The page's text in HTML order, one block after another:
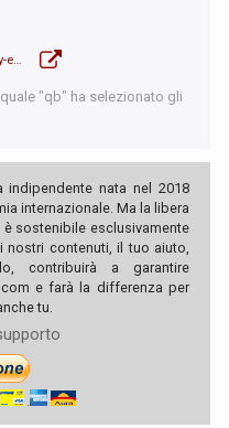
www.reuters.com/article/us-turkey-economy-rates/erdogan-says-turkey-will-make-serious-rate-cuts-haberturk-idUSKCN1U90G2
"qb" ha selezionato gli
indipendente nata nel 2018
internazionale. Ma la libera
sostenibile esclusivamente
nostri contenuti, il tuo aiuto,
contribuirà a garantire
e farà la differenza per
tu.